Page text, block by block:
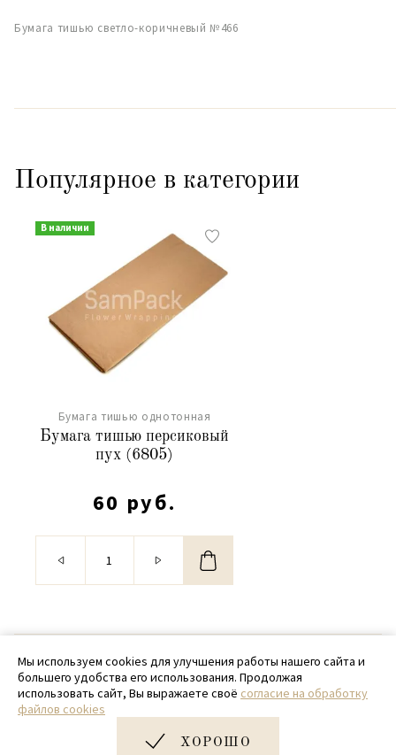
Бумага тишью светло-коричневый №466
Популярное в категории
В наличии
Бумага тишью однотонная
Бумага тишью персиковый
пух (6805)
60 руб.
© 2020 - 2026 SamPack
+ 7 (918) 699-97-87
zakaz@sampack.store
Мы используем cookies для улучшения работы нашего сайта и
большего удобства его использования. Продолжая
использовать сайт, Вы выражаете своё согласие на обработку
файлов cookies
ХОРОШО